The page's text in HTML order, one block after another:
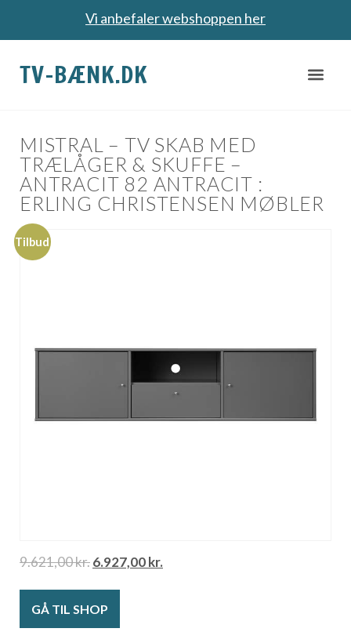
Vi anbefaler webshoppen her
TV-BÆNK.DK
MISTRAL – TV SKAB MED
TRÆLÅGER & SKUFFE –
ANTRACIT 82 ANTRACIT :
ERLING CHRISTENSEN MØBLER
Tilbud
9.621,00kr.6.927,00kr.
GÅ TIL SHOP